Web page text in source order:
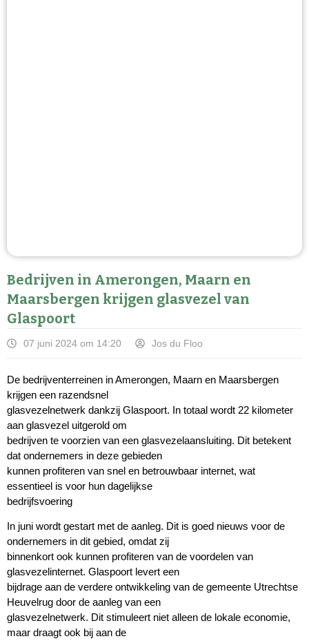
Bedrijven in Amerongen, Maarn en
Maarsbergen krijgen glasvezel van
Glaspoort
07 juni 2024 om 14:20 Jos du Floo
De bedrijventerreinen in Amerongen, Maarn en Maarsbergen
krijgen een razendsnel
glasvezelnetwerk dankzij Glaspoort. In totaal wordt 22 kilometer
aan glasvezel uitgerold om
bedrijven te voorzien van een glasvezelaansluiting. Dit betekent
dat ondernemers in deze gebieden
kunnen profiteren van snel en betrouwbaar internet, wat
essentieel is voor hun dagelijkse
bedrijfsvoering
In juni wordt gestart met de aanleg. Dit is goed nieuws voor de
ondernemers in dit gebied, omdat zij
binnenkort ook kunnen profiteren van de voordelen van
glasvezelinternet. Glaspoort levert een
bijdrage aan de verdere ontwikkeling van de gemeente Utrechtse
Heuvelrug door de aanleg van een
glasvezelnetwerk. Dit stimuleert niet alleen de lokale economie,
maar draagt ook bij aan de